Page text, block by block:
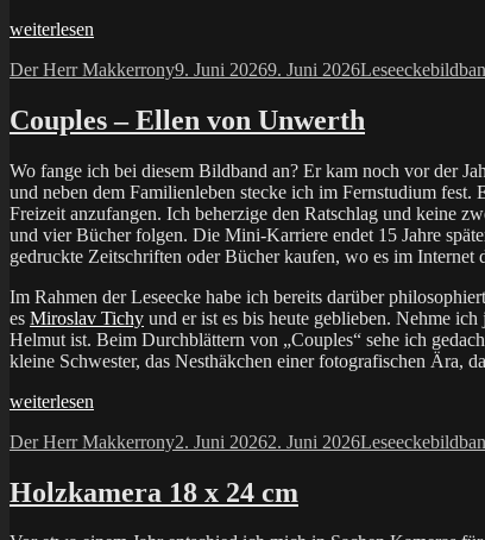
„Camera
–
Stieglitz“
weiterlesen
Autor
Der Herr MakkerronyVeröffentlicht
9. Juni 20269. Juni 2026Kategorien
Leseecke
Couples – Ellen von Unwerth
Wo fange ich bei diesem Bildband an? Er kam noch vor der
und neben dem Familienleben stecke ich im Fernstudium
Freizeit anzufangen. Ich beherzige den Ratschlag und keine
und vier Bücher folgen. Die Mini-Karriere endet 15 Jahre
gedruckte Zeitschriften oder Bücher kaufen, wo es im
Im Rahmen der Leseecke habe ich bereits darüber
es Miroslav Tichy und er ist es bis heute geblieben. Nehme
Helmut ist. Beim Durchblättern von „Couples“ sehe ich
kleine Schwester, das Nesthäkchen einer fotografischen Ära,
„Couples
Ellen
Unwerth“
weiterlesen
Autor
Der Herr MakkerronyVeröffentlicht
2. Juni 20262. Juni 2026Kategorien
Leseecke
Holzkamera 18 x 24 cm